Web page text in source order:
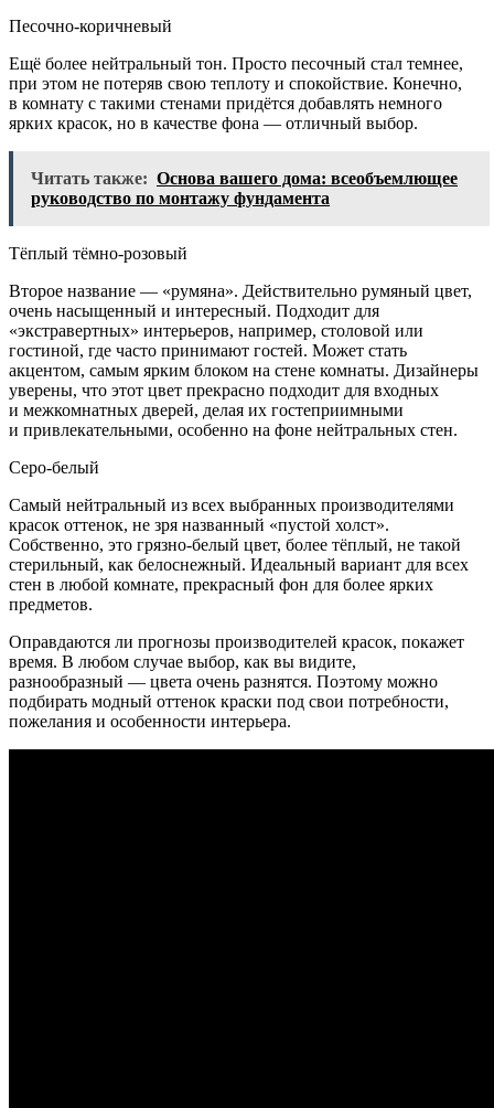
Песочно-коричневый
Ещё более нейтральный тон. Просто песочный стал темнее,
при этом не потеряв свою теплоту и спокойствие. Конечно,
в комнату с такими стенами придётся добавлять немного
ярких красок, но в качестве фона — отличный выбор.
Читать также: Основа вашего дома: всеобъемлющее
руководство по монтажу фундамента
Тёплый тёмно-розовый
Второе название — «румяна». Действительно румяный цвет,
очень насыщенный и интересный. Подходит для
«экстравертных» интерьеров, например, столовой или
гостиной, где часто принимают гостей. Может стать
акцентом, самым ярким блоком на стене комнаты. Дизайнеры
уверены, что этот цвет прекрасно подходит для входных
и межкомнатных дверей, делая их гостеприимными
и привлекательными, особенно на фоне нейтральных стен.
Серо-белый
Самый нейтральный из всех выбранных производителями
красок оттенок, не зря названный «пустой холст».
Собственно, это грязно-белый цвет, более тёплый, не такой
стерильный, как белоснежный. Идеальный вариант для всех
стен в любой комнате, прекрасный фон для более ярких
предметов.
Оправдаются ли прогнозы производителей красок, покажет
время. В любом случае выбор, как вы видите,
разнообразный — цвета очень разнятся. Поэтому можно
подбирать модный оттенок краски под свои потребности,
пожелания и особенности интерьера.